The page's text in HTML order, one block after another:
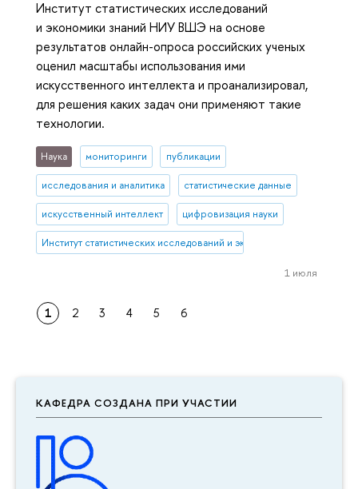
КАФЕДРА СОЗДАНА ПРИ УЧАСТИИ
Институт статистических исследований
и экономики знаний НИУ ВШЭ на основе
результатов онлайн-опроса российских ученых
оценил масштабы использования ими
искусственного интеллекта и проанализировал,
для решения каких задач они применяют такие
технологии.
Наука мониторинги публикации
исследования и аналитика статистические данные
искусственный интеллект цифровизация науки
Институт статистических исследований и экономики знаний
1 июля
1 2 3 4 5 6